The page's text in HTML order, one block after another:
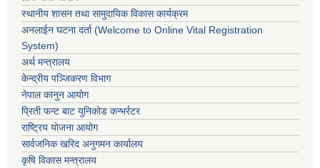
स्थानीय शासन तथा सामुदायिक विकास कार्यक्रम
अनलाईन घटना दर्ता (Welcome to Online Vital Registration
System)
अर्थ मन्त्रालय
केन्द्रीय पञ्जिकरण विभाग
नेपाल कानुन आयोग
प्रिती फन्ट बाट युनिकोड कन्भर्रटर
राष्ट्रिय योजना आयोग
सार्वजनिक खरिद अनुगमन कार्यालय
कृषि विकास मन्त्रालय